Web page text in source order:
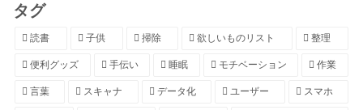
タグ
読書 子供 掃除 欲しいものリスト 整理
便利グッズ 手伝い 睡眠 モチベーション 作業
言葉 スキャナ データ化 ユーザー スマホ